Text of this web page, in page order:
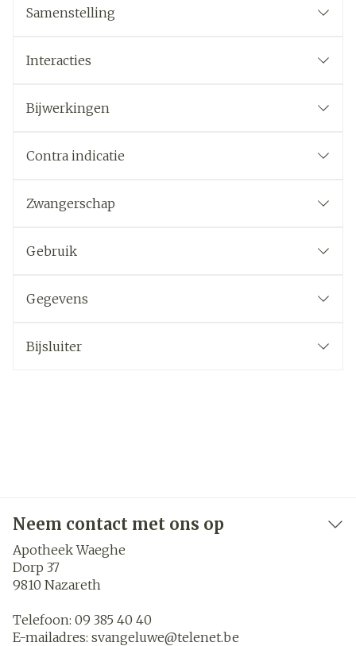
Samenstelling
Interacties
Bijwerkingen
Contra indicatie
Zwangerschap
Gebruik
Gegevens
Bijsluiter
Neem contact met ons op
Apotheek Waeghe
Dorp 37
9810 Nazareth
Telefoon: 09 385 40 40
E-mailadres: svangeluwe@telenet.be